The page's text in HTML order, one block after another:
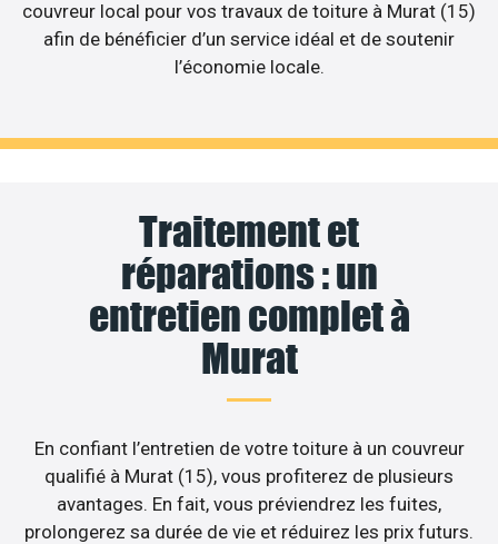
couvreur local pour vos travaux de toiture à Murat (15)
afin de bénéficier d’un service idéal et de soutenir
l’économie locale.
Traitement et
réparations : un
entretien complet à
Murat
En confiant l’entretien de votre toiture à un couvreur
qualifié à Murat (15), vous profiterez de plusieurs
avantages. En fait, vous préviendrez les fuites,
prolongerez sa durée de vie et réduirez les prix futurs.